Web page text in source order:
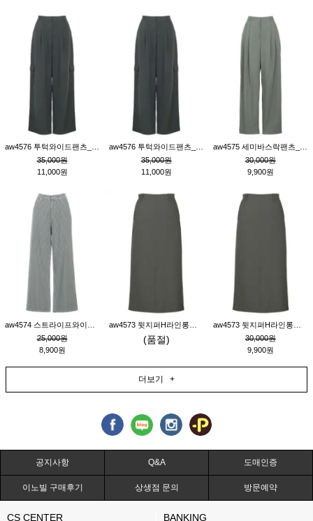
35,000원
11,000원
35,000원
11,000원
30,000원
9,900원
25,000원
8,900원
(품절)
30,000원
9,900원
더보기 +
공지사항 Q&A 도매인증
이노빌 구매후기 상생점 문의 방문예약
CS CENTER BANKING